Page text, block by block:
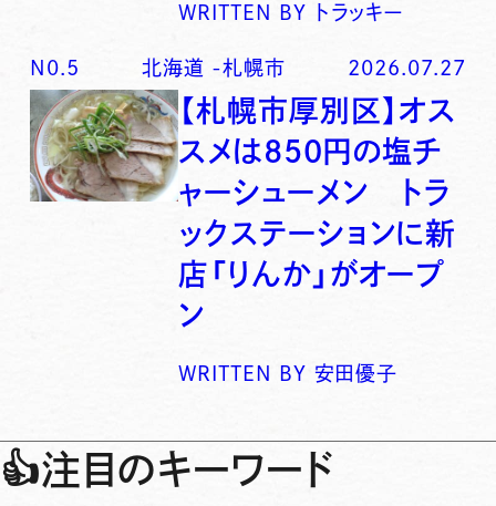
WRITTEN BY トラッキー
N0. 5 北海道 -札幌市 2026.07.27
【札幌市厚別区】オス
スメは850円の塩チ
ャーシューメン トラ
ックステーションに新
店「りんか」がオープ
ン
WRITTEN BY 安田優子
👍注目のキーワード